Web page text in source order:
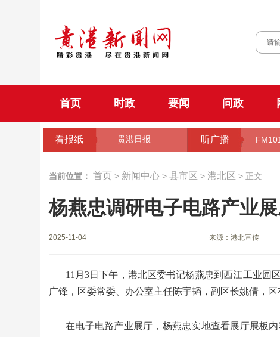
首页 时政 要闻 问政
看报纸 贵港日报 听广播
当前位置： 首页 > 新闻中心 > 县市区 > 港北区 > 正文
杨燕忠调研电子电路产业
2025-11-04 来源：港北宣传
11月3日下午，港北区委书记杨燕忠到西江工业园
广锋，区委常委、办公室主任陈宇韬，副区长姚倩，区
在电子电路产业展厅，杨燕忠实地查看展厅展板